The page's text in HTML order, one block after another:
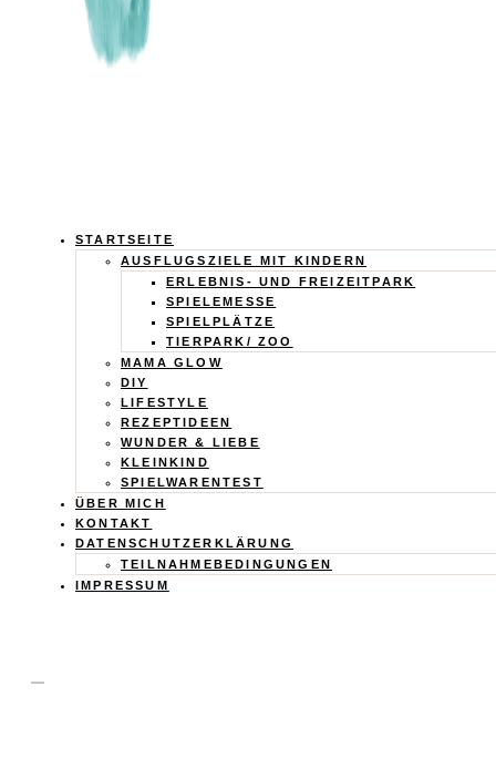
Calistas
Traum
STARTSEITE
AUSFLUGSZIELE MIT KINDERN
ERLEBNIS- UND FREIZEITPARK
SPIELEMESSE
SPIELPLÄTZE
TIERPARK/ ZOO
MAMA GLOW
DIY
LIFESTYLE
REZEPTIDEEN
WUNDER & LIEBE
KLEINKIND
SPIELWARENTEST
ÜBER MICH
KONTAKT
DATENSCHUTZERKLÄRUNG
TEILNAHMEBEDINGUNGEN
IMPRESSUM